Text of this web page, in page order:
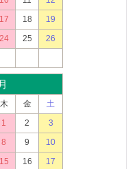
17 18
19
24 25
26
木 金
土
1
2
3
8 9
10
15 16
17